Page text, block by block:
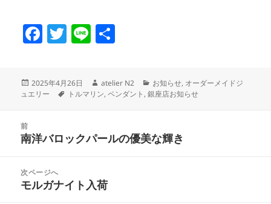
F
e
o
o
k
T
er
Li
投
稿
2025年4月26日
作
成
atelier N2
カ
テ
お知らせ, オーダーメイドジ
ュエリー
タ
トルマリン,ペンダント ,銀座店お知らせ
前
前
投
稿:
南洋バロックパールの優美な輝き
次ページへ
次
モルガナイト入荷